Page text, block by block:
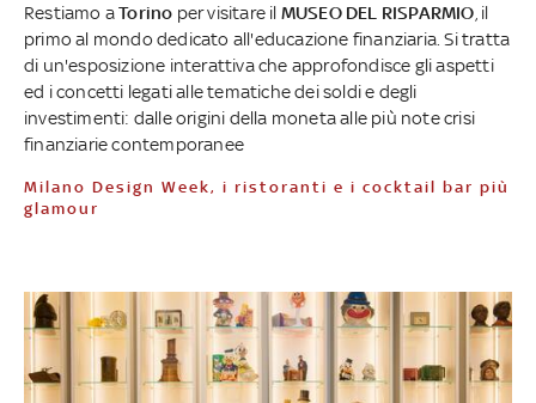
Restiamo aTorino per visitare il MUSEO DEL RISPARMIO , il
primo al mondo dedicato all'educazione finanziaria. Si tratta
di un'esposizione interattiva che approfondisce gli aspetti
ed i concetti legati alle tematiche dei soldi e degli
investimenti: dalle origini della moneta alle più note crisi
finanziarie contemporanee
Milano Design Week, i ristoranti e i cocktail bar più
glamour